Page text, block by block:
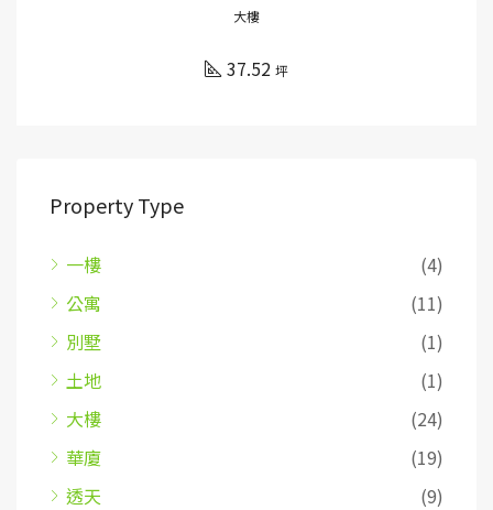
大樓
37.52 坪
Property Type
一樓
(4)
公寓
(11)
別墅
(1)
土地
(1)
大樓
(24)
華廈
(19)
透天
(9)